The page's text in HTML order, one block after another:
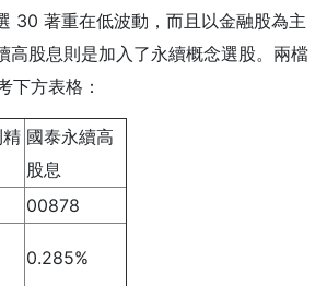
30 著重在低波動，而且以金融股為主
高股息則是加入了永續概念選股。兩檔
下方表格：
國泰永續高
股息
00878
0.285%